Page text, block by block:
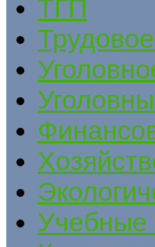
ТГП
Учебные